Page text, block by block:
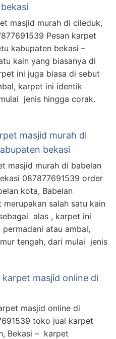
masjid murah di cileduk,
Pesan karpet
kabupaten bekasi –
kain yang biasanya di
ini juga biasa di sebut
karpet ini identik
jenis hingga corak.
masjid murah di
bekasi
masjid murah di babelan
087877691539 order
kota, Babelan
salah satu kain
alas , karpet ini
atau ambal,
tengah, dari mulai jenis
masjid online di
masjid online di
toko jual karpet
Bekasi – karpet